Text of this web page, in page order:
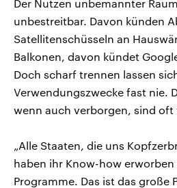
Der Nutzen unbemannter
unbestreitbar. Davon künden
Satellitenschüsseln an
Balkonen, davon kündet
Doch scharf trennen lassen
Verwendungszwecke fast nie.
wenn auch verborgen, sind oft
„Alle Staaten, die uns
haben ihr Know-how erworben
Programme. Das ist das große